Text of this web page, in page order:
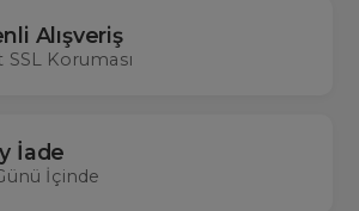
Alışveriş
SSL Koruması
İade
İçinde